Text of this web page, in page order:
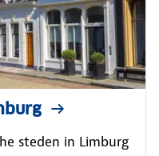
steden in Limburg